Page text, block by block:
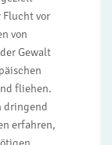
vor
von
Gewalt
fliehen.
dringend
erfahren,